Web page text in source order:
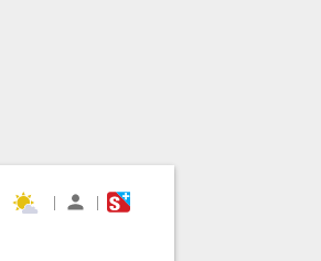
| |